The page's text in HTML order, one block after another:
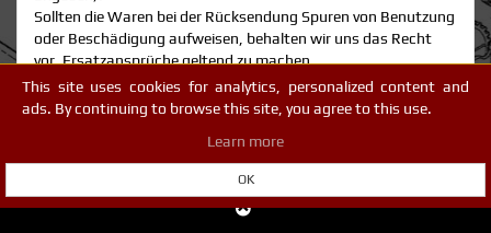
Sollten die Waren bei der Rücksendung Spuren von Benutzung
oder Beschädigung aufweisen, behalten wir uns das Recht
vor, Ersatzansprüche geltend zu machen.
Bitte beachten: Schicken Sie den Artikel bitte immer
vollständig in der Originalverpackung an uns zurück - so ist
Service verbessern können,
legen Sie dem Paket bitte ein Brief bei, auf dem Sie einen
Retourenpaketschein bei der Post abstempeln.
This site uses cookies for analytics, personalized content and
ads. By continuing to browse this site, you agree to this use.
Learn more
OK